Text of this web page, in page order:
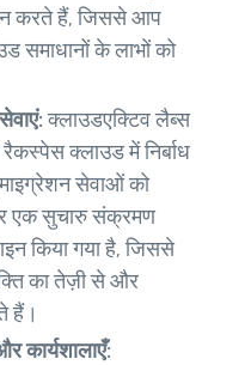
करते हैं, जिससे आप
के लाभों को
क्लाउडएक्टिव लैब्स
क्लाउड में निर्बाध
सेवाओं को
एक सुचारु संक्रमण
किया गया है, जिससे
का तेज़ी से और
हैं।
कार्यशालाएँ: